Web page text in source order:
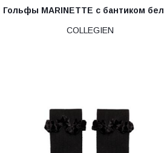
Гольфы MARINETTE с бантиком
COLLEGIEN